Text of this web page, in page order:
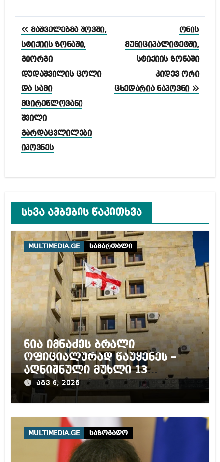
პოსტის
ნავიგაცია
მაშველებმა შოვში,
სტიქიის ზონაში,
გიორგი
დუდაშვილის ცოლი
და სამი
მცირეწლოვანი
შვილი
გარდაცვლილები
იპოვნეს
ონის
მუნიციპალიტეტში,
სტიქიის ზონაში
კიდევ ორი
ცხედარია ნაპოვნი
სხვა ამბების წაკითხვა
MULTIMEDIA.GE სამართალი
ნია იმნაძეს ბრალი
ოფიციალურად წაუყენეს –
აღნიშნული მუხლი 13
წლამდე პატიმრობას
ითვალისწინებს
აგვ 6, 2026
MULTIMEDIA.GE საზოგადო